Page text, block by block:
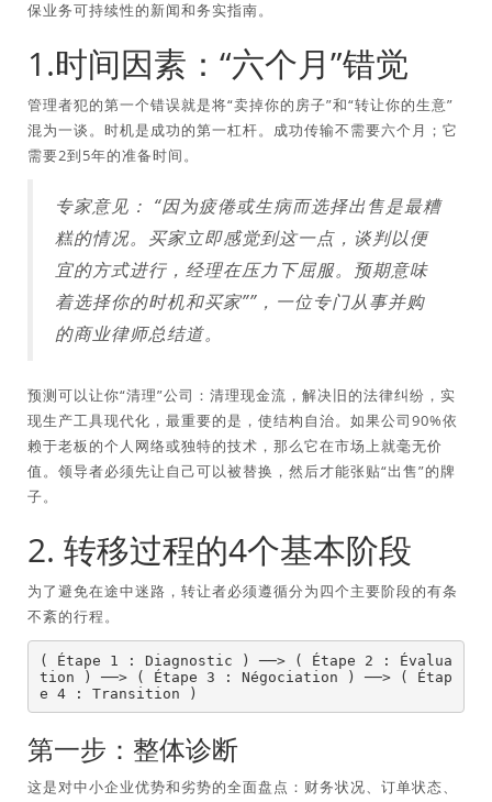
保业务可持续性的新闻和务实指南。
1.时间因素：“六个月”错觉
管理者犯的第一个错误就是将“卖掉你的房子”和“转让你的生意”
混为一谈。时机是成功的第一杠杆。成功传输不需要六个月；它
需要2到5年的准备时间。
专家意见： “因为疲倦或生病而选择出售是最糟
糕的情况。买家立即感觉到这一点，谈判以便
宜的方式进行，经理在压力下屈服。预期意味
着选择你的时机和买家””，一位专门从事并购
的商业律师总结道。
预测可以让你“清理”公司：清理现金流，解决旧的法律纠纷，实
现生产工具现代化，最重要的是，使结构自治。如果公司90%依
赖于老板的个人网络或独特的技术，那么它在市场上就毫无价
值。领导者必须先让自己可以被替换，然后才能张贴“出售”的牌
子。
2. 转移过程的4个基本阶段
为了避免在途中迷路，转让者必须遵循分为四个主要阶段的有条
不紊的行程。
( Étape 1 : Diagnostic ) ──> ( Étape 2 : Évalua
tion ) ──> ( Étape 3 : Négociation ) ──> ( Étap
第一步：整体诊断
这是对中小企业优势和劣势的全面盘点：财务状况、订单状态、